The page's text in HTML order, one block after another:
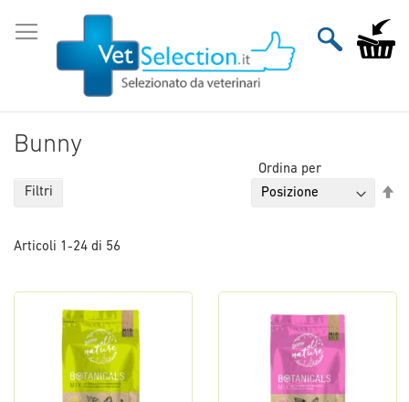
al
contenuto
Carrello
Bunny
Articoli 1 -24 di 56
Ordina per
Filtri